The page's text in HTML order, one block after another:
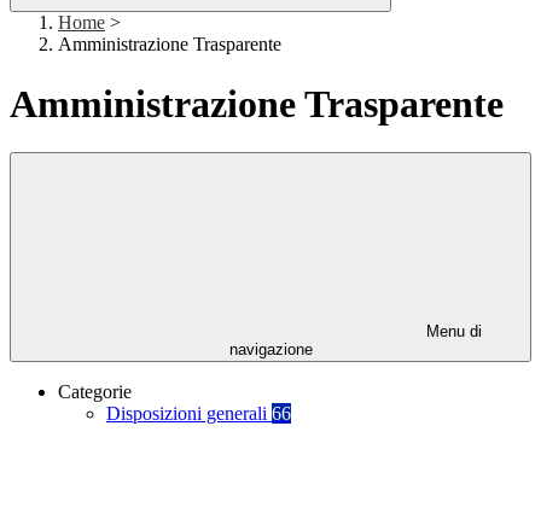
Home >
Amministrazione Trasparente
Amministrazione Trasparente
Menu di
navigazione
Categorie
Disposizioni generali 66